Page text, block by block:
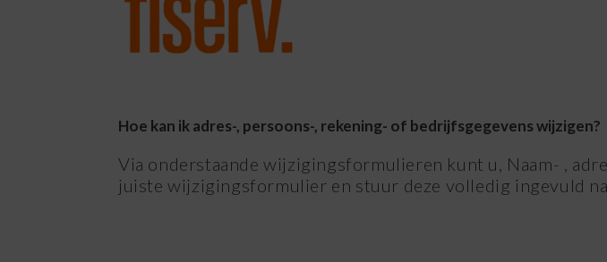
Hoe kan ik adres-, persoons-, rekening- of bedrijfsgegevens wijzigen?
Via onderstaande wijzigingsformulieren kunt u, Naam- ,
juiste wijzigingsformulier en stuur deze volledig ingevuld